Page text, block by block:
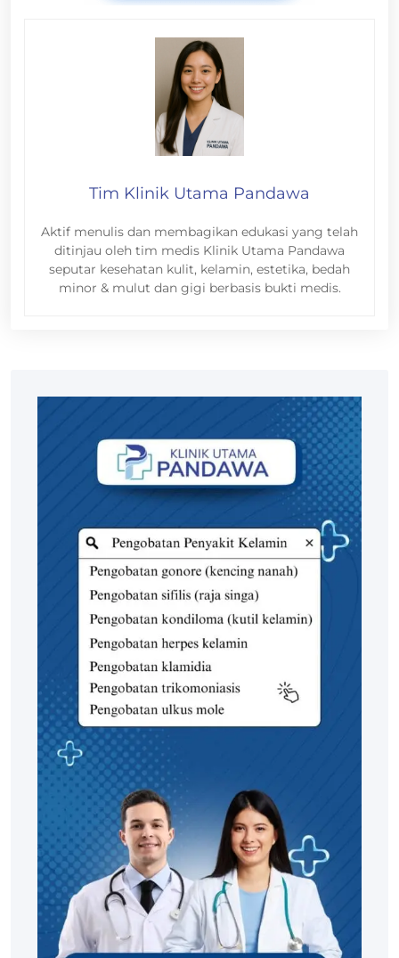
Tim Klinik Utama Pandawa
Aktif menulis dan membagikan edukasi yang telah
ditinjau oleh tim medis Klinik Utama Pandawa
seputar kesehatan kulit, kelamin, estetika, bedah
minor & mulut dan gigi berbasis bukti medis.